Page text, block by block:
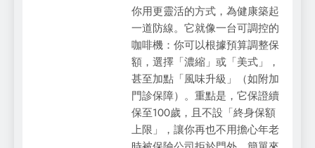
你用更靈活的方式，為健康築起
一道防線。它就像一台可調控的
咖啡機：你可以根據預算調整保
額，選擇「濃縮」或「美式」，
甚至加點「風味升級」（如附加
門診保障）。重點是，它保證續
保至100歲，且不設「終身保額
上限」，讓你再也不用擔心年老